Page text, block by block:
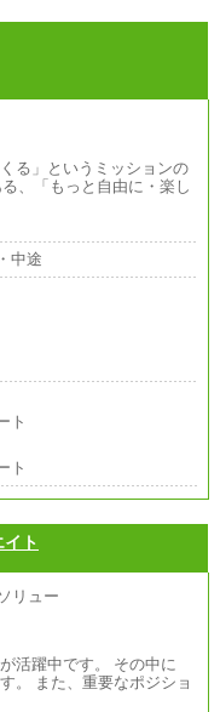
る」というミッションの
、「もっと自由に・楽し
中途
ト
ト
ト
活躍中です。 その中に
。 また、重要なポジショ